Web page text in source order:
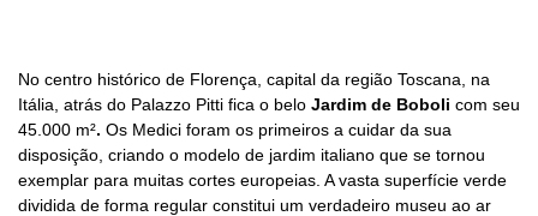
No centro histórico de Florença, capital da região Toscana, na
Itália, atrás do Palazzo Pitti fica o belo Jardim de Boboli com seu
45.000 m². Os Medici foram os primeiros a cuidar da sua
disposição, criando o modelo de jardim italiano que se tornou
exemplar para muitas cortes europeias. A vasta superfície verde
dividida de forma regular constitui um verdadeiro museu ao ar